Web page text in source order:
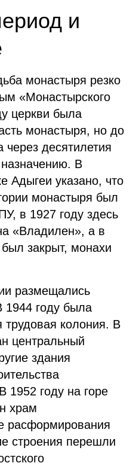
и
монастыря резко
«Монастырского
церкви была
монастыря, но до
через десятилетия
В
Адыгеи указано, что
монастыря был
в 1927 году здесь
«Владилен», а в
закрыт, монахи
размещались
1944 году была
трудовая колония. В
центральный
здания
1952 году на горе
храм
расформирования
строения перешли